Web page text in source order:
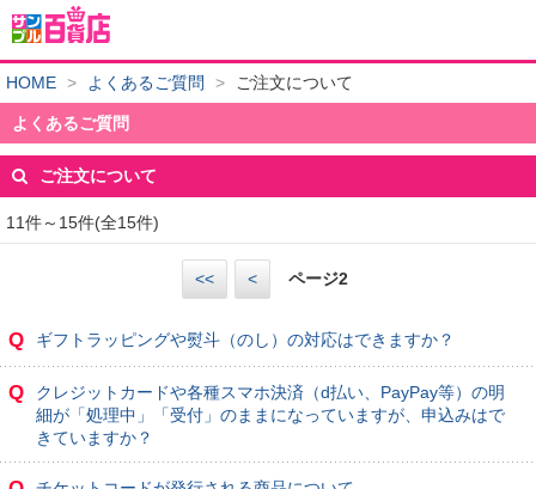
HOME > よくあるご質問 > ご注文について
よくあるご質問
ご注文について
11件～15件(全15件)
<< < ページ2
Q ギフトラッピングや熨斗（のし）の対応はできますか？
Q
クレジットカードや各種スマホ決済（d払い、PayPay等）の明
細が「処理中」「受付」のままになっていますが、申込みはで
きていますか？